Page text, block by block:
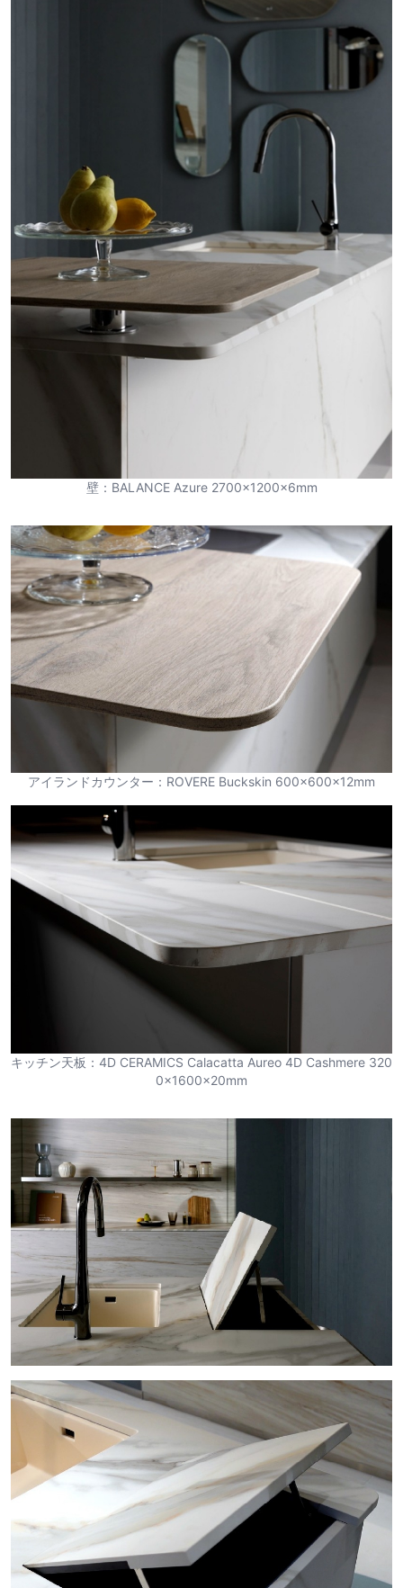
壁：BALANCE Azure 2700×1200×6mm
アイランドカウンター：ROVERE Buckskin 600×600×12mm
キッチン天板：4D CERAMICS Calacatta Aureo 4D Cashmere 320
0×1600×20mm